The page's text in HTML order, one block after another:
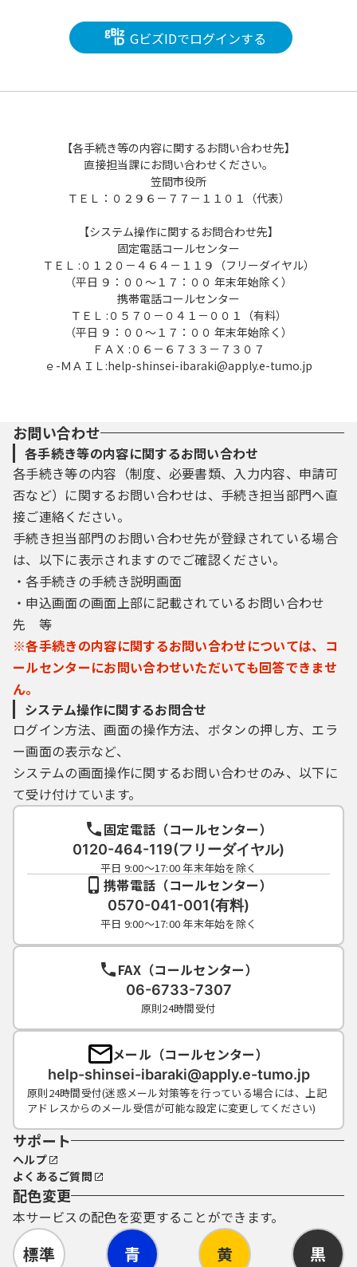
GビズIDでログインする
【各手続き等の内容に関するお問い合わせ先】
直接担当課にお問い合わせください。
笠間市役所
ＴＥＬ：０２９６－７７－１１０１（代表）
【システム操作に関するお問合わせ先】
固定電話コールセンター
ＴＥＬ :０１２０－４６４－１１９（フリーダイヤル）
（平日 ９：００～１７：００ 年末年始除く）
携帯電話コールセンター
ＴＥＬ :０５７０－０４１－００１（有料）
（平日 ９：００～１７：００ 年末年始除く）
ＦＡＸ :０６－６７３３－７３０７
ｅ-ＭＡＩＬ:help-shinsei-ibaraki@apply.e-tumo.jp
お問い合わせ
各手続き等の内容に関するお問い合わせ
各手続き等の内容（制度、必要書類、入力内容、申請可
否など）に関するお問い合わせは、手続き担当部門へ直
接ご連絡ください。
手続き担当部門のお問い合わせ先が登録されている場合
は、以下に表示されますのでご確認ください。
・各手続きの手続き説明画面
・申込画面の画面上部に記載されているお問い合わせ
先 等
※各手続きの内容に関するお問い合わせについては、コ
ールセンターにお問い合わせいただいても回答できませ
ん。
システム操作に関するお問合せ
ログイン方法、画面の操作方法、ボタンの押し方、エラ
ー画面の表示など、
システムの画面操作に関するお問い合わせのみ、以下に
て受け付けています。
固定電話（コールセンター）
0120-464-119(フリーダイヤル)
平日 9:00～17:00 年末年始を除く
携帯電話（コールセンター）
0570-041-001(有料)
平日 9:00～17:00 年末年始を除く
FAX（コールセンター）
06-6733-7307
原則24時間受付
メール（コールセンター）
help-shinsei-ibaraki@apply.e-tumo.jp
原則24時間受付(迷惑メール対策等を行っている場合には、上記
アドレスからのメール受信が可能な設定に変更してください)
サポート
ヘルプ
よくあるご質問
配色変更
本サービスの配色を変更することができます。
標準 青 黄 黒